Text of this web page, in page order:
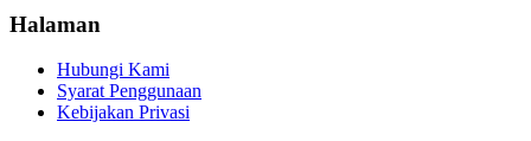
Halaman
Hubungi Kami
Syarat Penggunaan
Kebijakan Privasi